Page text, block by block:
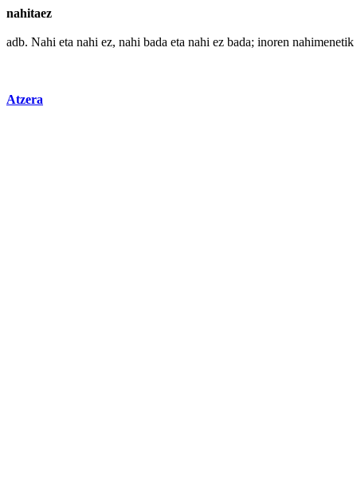
nahitaez
adb. Nahi eta nahi ez, nahi bada eta nahi ez bada; inoren
Atzera